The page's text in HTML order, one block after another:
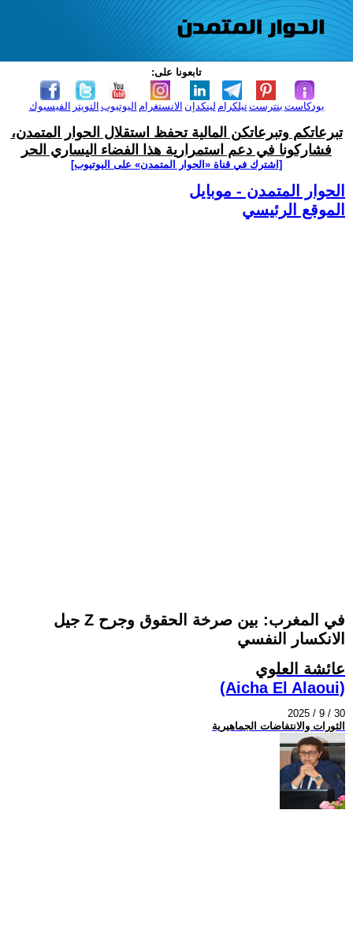
تابعونا على:
الفيسبوك التويتر اليوتيوب الانستغرام لينكدإن تيلكرامبنترست بودكاست
تبرعاتكم وتبرعاتكن المالية تحفظ استقلال الحوار المتمدن،
فشاركونا في دعم استمرارية هذا الفضاء اليساري الحر
[اشترك في قناة ‫«الحوار المتمدن» على اليوتيوب]
الحوار المتمدن - موبايل
الموقع الرئيسي
جيل Z في المغرب: بين صرخة الحقوق وجرح
الانكسار النفسي
عائشة العلوي
(Aicha El Alaoui)
2025 / 9 / 30
الثورات والانتفاضات الجماهيرية